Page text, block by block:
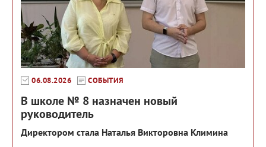
06.08.2026 СОБЫТИЯ
В школе № 8 назначен новый
руководитель
Директором стала Наталья Викторовна Климина